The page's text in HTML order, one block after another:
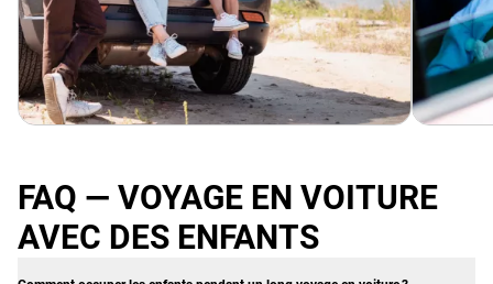
FAQ — VOYAGE EN VOITURE
AVEC DES ENFANTS